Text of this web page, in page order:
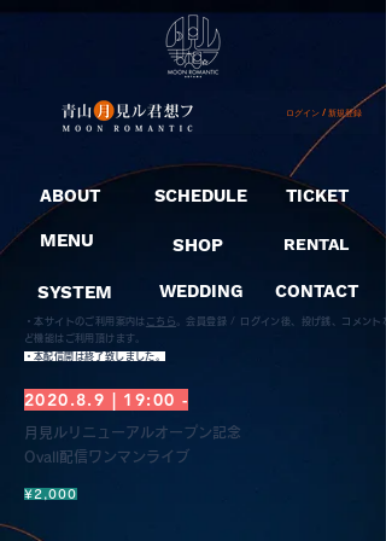
ログイン / 新規登録
ABOUT
MENU
SYSTEM
SCHEDULE
SHOP
WEDDING
TICKET
RENTAL
CONTACT
・本サイトのご利用案内は こちら
会員登録 / ログイン後、投げ銭、コメント
ど機能はご利用頂けます。
​・本配信開は終了致しました。
2020.8.9 | 19:00 -
月見ルリニューアルオープン記念
Ovall配信ワンマンライブ
¥2,000